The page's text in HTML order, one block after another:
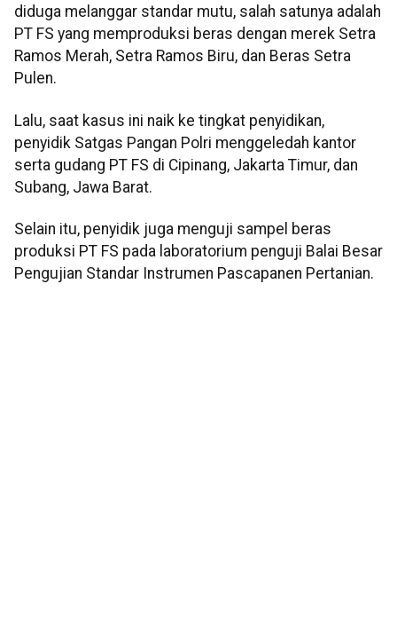
diduga melanggar standar mutu, salah satunya adalah
PT FS yang memproduksi beras dengan merek Setra
Ramos Merah, Setra Ramos Biru, dan Beras Setra
Pulen.
Lalu, saat kasus ini naik ke tingkat penyidikan,
penyidik Satgas Pangan Polri menggeledah kantor
serta gudang PT FS di Cipinang, Jakarta Timur, dan
Subang, Jawa Barat.
Selain itu, penyidik juga menguji sampel beras
produksi PT FS pada laboratorium penguji Balai Besar
Pengujian Standar Instrumen Pascapanen Pertanian.